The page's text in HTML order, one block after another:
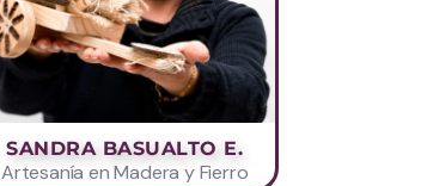
SANDRA BASUALTO E.
Artesanía en Madera y Fierro